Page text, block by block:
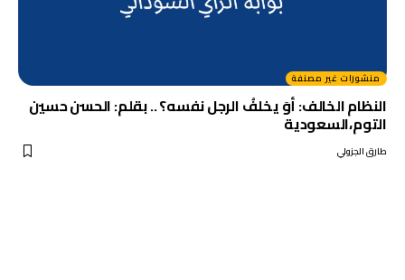
منشورات غير مصنفة
النظام الخالف: أوَ يخلفُ الرجل نفسه؟ .. بقلم: الحسن حسين
التوم،السعودية
طارق الجزولي